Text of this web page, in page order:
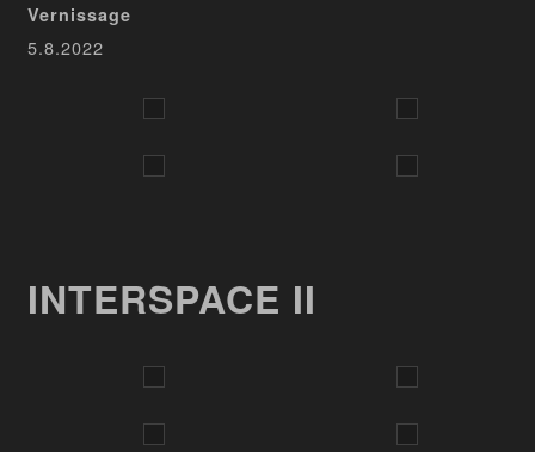
Vernissage
5.8.2022
INTERSPACE II